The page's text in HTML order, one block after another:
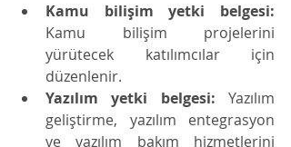
Kamu bilişim yetki belgesi:
Kamu bilişim projelerini
yürütecek katılımcılar için
düzenlenir.
Yazılım yetki belgesi: Yazılım
geliştirme, yazılım entegrasyon
ve yazılım bakım hizmetlerini